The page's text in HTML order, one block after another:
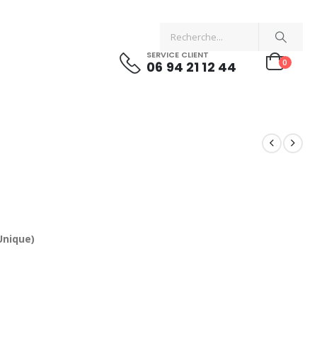
SERVICE CLIENT
06 94 21 12 44 0